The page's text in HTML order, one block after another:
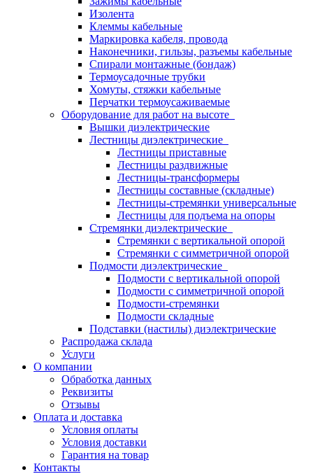
Изолента
Клеммы кабельные
Маркировка кабеля, провода
Наконечники, гильзы, разъемы кабельные
Спирали монтажные (бондаж)
Термоусадочные трубки
Хомуты, стяжки кабельные
Перчатки термоусаживаемые
Оборудование для работ на высоте
Вышки диэлектрические
Лестницы диэлектрические
Лестницы приставные
Лестницы раздвижные
Лестницы-трансформеры
Лестницы составные (складные)
Лестницы-стремянки универсальные
Лестницы для подъема на опоры
Стремянки диэлектрические
Стремянки с вертикальной опорой
Стремянки с симметричной опорой
Подмости диэлектрические
Подмости с вертикальной опорой
Подмости с симметричной опорой
Подмости-стремянки
Подмости складные
Подставки (настилы) диэлектрические
Распродажа склада
Услуги
О компании
Обработка данных
Реквизиты
Отзывы
Оплата и доставка
Условия оплаты
Условия доставки
Гарантия на товар
Контакты